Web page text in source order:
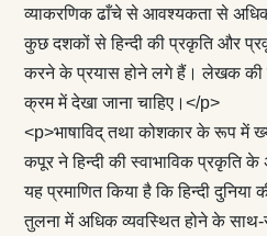
व्याकरणिक ढाँचे से आवश्यकता से
कुछ दशकों से हिन्दी की प्रकृति और
करने के प्रयास होने लगे हैं। लेखक की
क्रम में देखा जाना चाहिए।</p>
<p>भाषाविद् तथा कोशकार के रूप में
कपूर ने हिन्दी की स्वाभाविक प्रकृति
यह प्रमाणित किया है कि हिन्दी
तुलना में अधिक व्यवस्थित होने के